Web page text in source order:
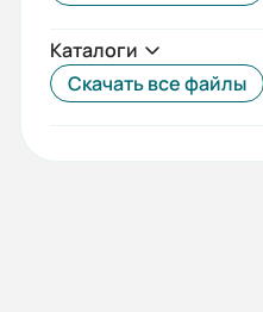
Каталоги
Скачать все файлы